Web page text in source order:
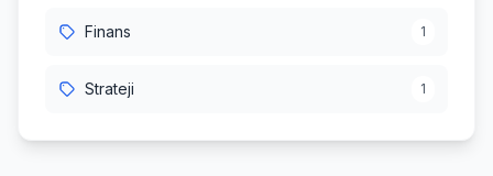
Finans 1
Strateji 1